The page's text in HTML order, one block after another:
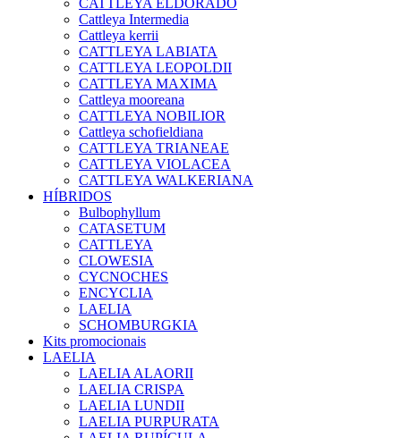
CATTLEYA ELDORADO
Cattleya Intermedia
Cattleya kerrii
CATTLEYA LABIATA
CATTLEYA LEOPOLDII
CATTLEYA MAXIMA
Cattleya mooreana
CATTLEYA NOBILIOR
Cattleya schofieldiana
CATTLEYA TRIANEAE
CATTLEYA VIOLACEA
CATTLEYA WALKERIANA
HÍBRIDOS
Bulbophyllum
CATASETUM
CATTLEYA
CLOWESIA
CYCNOCHES
ENCYCLIA
LAELIA
SCHOMBURGKIA
Kits promocionais
LAELIA
LAELIA ALAORII
LAELIA CRISPA
LAELIA LUNDII
LAELIA PURPURATA